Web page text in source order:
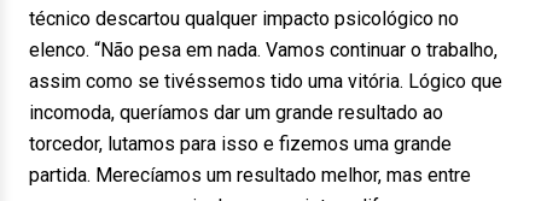
técnico descartou qualquer impacto psicológico no
elenco. “Não pesa em nada. Vamos continuar o trabalho,
assim como se tivéssemos tido uma vitória. Lógico que
incomoda, queríamos dar um grande resultado ao
torcedor, lutamos para isso e fizemos uma grande
partida. Merecíamos um resultado melhor, mas entre